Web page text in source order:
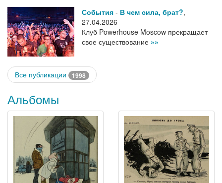
События - В чем сила, брат?,
27.04.2026
Клуб Powerhouse Moscow прекращает
свое существование »»
Все публикации 1998
Альбомы